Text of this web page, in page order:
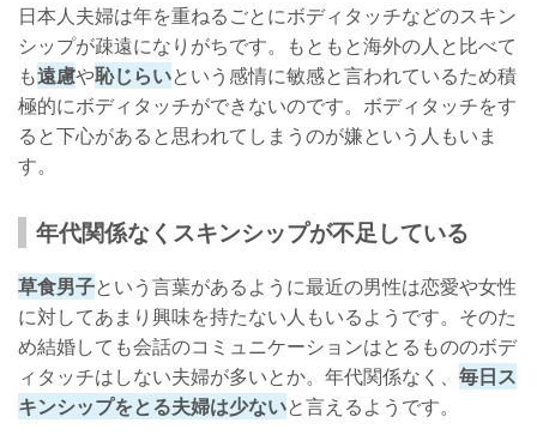
日本人夫婦は年を重ねるごとにボディタッチなどのスキン
シップが疎遠になりがちです。もともと海外の人と比べて
も遠慮や恥じらいという感情に敏感と言われているため積
極的にボディタッチができないのです。ボディタッチをす
ると下心があると思われてしまうのが嫌という人もいま
す。
年代関係なくスキンシップが不足している
草食男子という言葉があるように最近の男性は恋愛や女性
に対してあまり興味を持たない人もいるようです。そのた
め結婚しても会話のコミュニケーションはとるもののボデ
ィタッチはしない夫婦が多いとか。年代関係なく、 毎日ス
キンシップをとる夫婦は少ないと言えるようです。